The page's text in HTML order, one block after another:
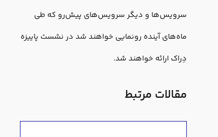
سرویس‌ها و دیگر سرویس‌های پیش‌رو که طی
ماه‌های آینده رونمایی خواهند شد در نشست پاییزه
دِراک ارائه خواهند شد.
مقالات مرتبط